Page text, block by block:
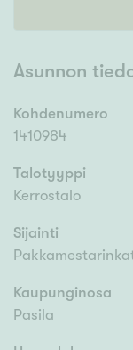
Asunnon
Kohdenumero
1410984
Talotyyppi
Kerrostalo
Sijainti
Kaupunginosa
Pasila